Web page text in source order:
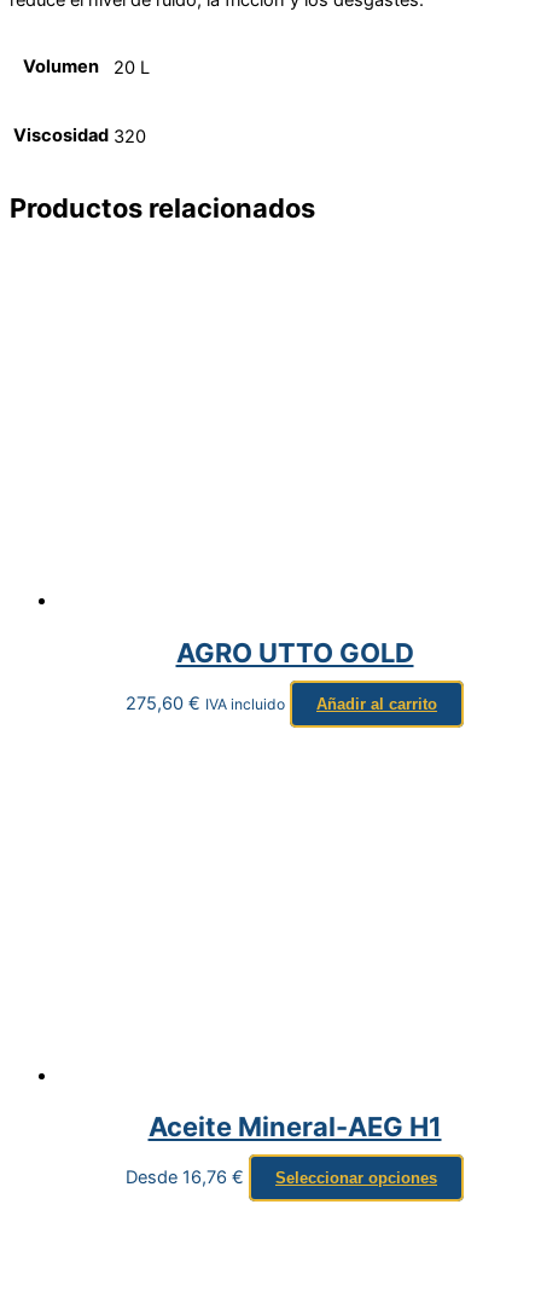
Volumen 20 L
Viscosidad 320
Productos relacionados
AGRO UTTO GOLD
275,60 € IVA incluido Añadir al carrito
Aceite Mineral-AEG H1
Desde 16,76 € Seleccionar opciones